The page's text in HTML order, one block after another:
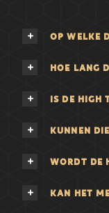
OP WELKE
HOE LANG
IS DE HIGH
KUNNEN
WORDT DE
KAN HET